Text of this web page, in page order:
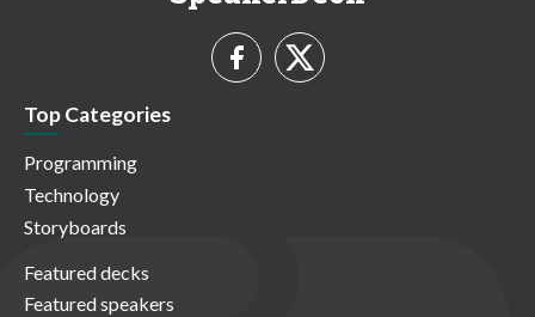
Top Categories
Programming
Technology
Storyboards
Featured decks
Featured speakers